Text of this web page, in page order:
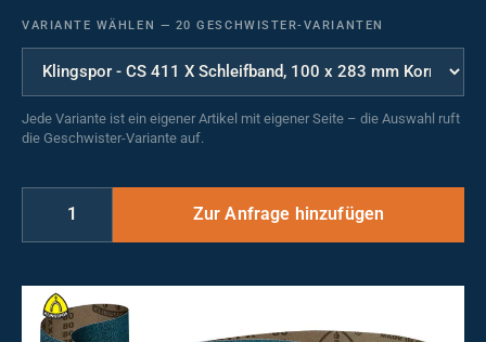
VARIANTE WÄHLEN — 20 GESCHWISTER-VARIANTEN
Jede Variante ist ein eigener Artikel mit eigener Seite – die Auswahl ruft
die Geschwister-Variante auf.